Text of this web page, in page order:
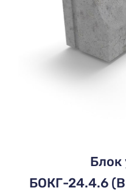
Блок
БОКГ-24.4.6